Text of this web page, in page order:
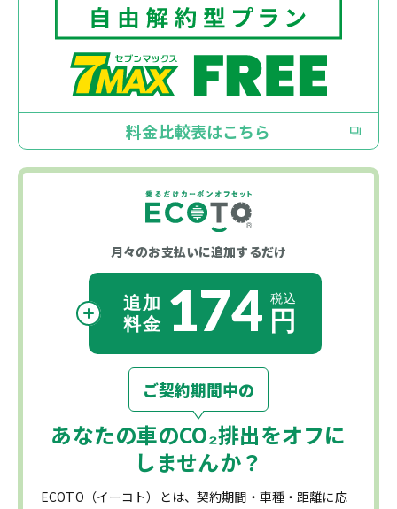
料金比較表はこちら
月々のお支払いに追加するだけ
174
ご契約期間中の
あなたの車のCO₂排出をオフに
しませんか？
ECOTO（イーコト）とは、契約期間・車種・距離に応